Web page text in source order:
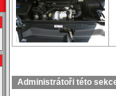
Administrátoři této